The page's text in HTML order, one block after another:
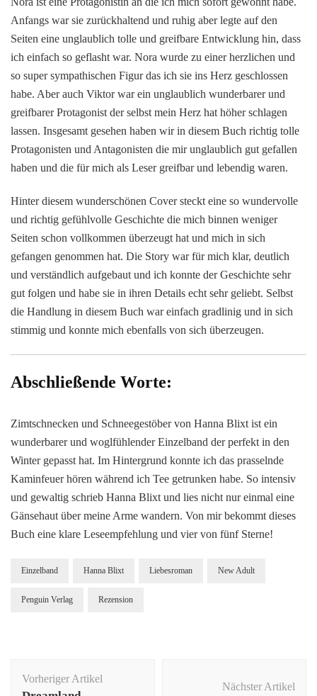
Anfangs war sie zurückhaltend und ruhig aber legte auf den
Seiten eine unglaublich tolle und greifbare Entwicklung hin, dass
ich einfach so geflasht war. Nora wurde zu einer herzlichen und
so super sympathischen Figur das ich sie ins Herz geschlossen
habe. Aber auch Viktor war ein unglaublich wunderbarer und
greifbarer Protagonist der selbst mein Herz hat höher schlagen
lassen. Insgesamt gesehen haben wir in diesem Buch richtig tolle
Protagonisten und Antagonisten die mir unglaublich gut gefallen
haben und die für mich als Leser greifbar und lebendig waren.
Hinter diesem wunderschönen Cover steckt eine so wundervolle
und richtig gefühlvolle Geschichte die mich binnen weniger
Seiten schon vollkommen überzeugt hat und mich in sich
gefangen genommen hat. Die Story war für mich klar, deutlich
und verständlich aufgebaut und ich konnte der Geschichte sehr
gut folgen und habe sie in ihren Details echt sehr geliebt. Selbst
die Handlung in diesem Buch war einfach gradlinig und in sich
stimmig und konnte mich ebenfalls von sich überzeugen.
Abschließende Worte:
Zimtschnecken und Schneegestöber von Hanna Blixt ist ein
wunderbarer und woglfühlender Einzelband der perfekt in den
Winter gepasst hat. Im Hintergrund konnte ich das prasselnde
Kaminfeuer hören während ich Tee getrunken habe. So intensiv
und gewaltig schrieb Hanna Blixt und lies nicht nur einmal eine
Gänsehaut über meine Arme wandern. Von mir bekommt dieses
Buch eine klare Leseempfehlung und vier von fünf Sterne!
Einzelband Hanna Blixt Liebesroman New Adult
Penguin Verlag Rezension
Vorheriger Artikel
Nächster Artikel